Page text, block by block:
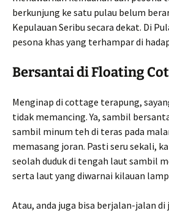
berkunjung ke satu pulau belum
Kepulauan Seribu secara dekat. Di
pesona khas yang terhampar di
Bersantai di Floating
Menginap di cottage terapung,
tidak memancing. Ya, sambil
sambil minum teh di teras pada
memasang joran. Pasti seru sekali,
seolah duduk di tengah laut sambil
serta laut yang diwarnai kilauan
Atau, anda juga bisa berjalan-jalan